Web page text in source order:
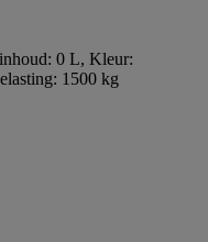
0 L, Kleur:
1500 kg